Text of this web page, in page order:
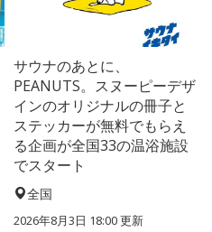
サウナのあとに、
PEANUTS。スヌーピーデザ
インのオリジナルの冊子と
ステッカーが無料でもらえ
る企画が全国33の温浴施設
でスタート
全国
2026年8月3日 18:00更新